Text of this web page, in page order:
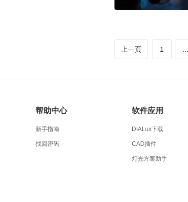
上一页 1
帮助中心
新手指南
找回密码
软件应用
DIALux下载
CAD插件
灯光方案助手